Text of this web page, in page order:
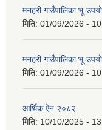
मनहरी गाउँपालिका भू-
मिति: 01/09/2026 -
मनहरी गाउँपालिका भू-
मिति: 01/09/2026 -
आर्थिक ऐन २०८२
मिति: 10/10/2025 -